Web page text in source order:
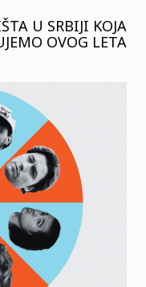
U SRBIJI KOJA
OVOG LETA